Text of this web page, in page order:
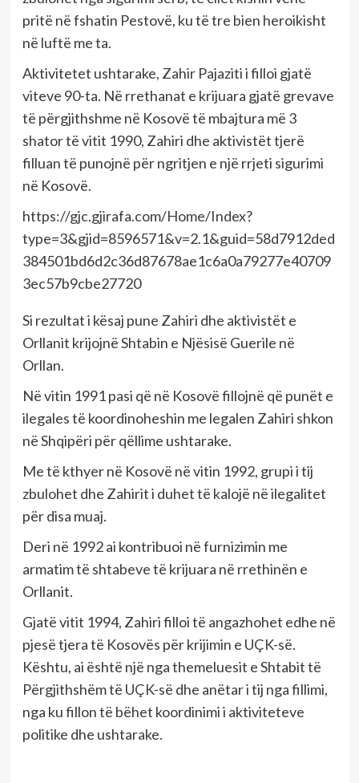
pritë në fshatin Pestovë, ku të tre bien heroikisht
në luftë me ta.
Aktivitetet ushtarake, Zahir Pajaziti i filloi gjatë
viteve 90-ta. Në rrethanat e krijuara gjatë grevave
të përgjithshme në Kosovë të mbajtura më 3
shator të vitit 1990, Zahiri dhe aktivistët tjerë
filluan të punojnë për ngritjen e një rrjeti sigurimi
në Kosovë.
https://gjc.gjirafa.com/Home/Index?
type=3&gjid=8596571&v=2.1&guid=58d7912ded
384501bd6d2c36d87678ae1c6a0a79277e40709
3ec57b9cbe27720
Si rezultat i kësaj pune Zahiri dhe aktivistët e
Orllanit krijojnë Shtabin e Njësisë Guerile në
Orllan.
Në vitin 1991 pasi që në Kosovë fillojnë që punët e
ilegales të koordinoheshin me legalen Zahiri shkon
në Shqipëri për qëllime ushtarake.
Me të kthyer në Kosovë në vitin 1992, grupi i tij
zbulohet dhe Zahirit i duhet të kalojë në ilegalitet
për disa muaj.
Deri në 1992 ai kontribuoi në furnizimin me
armatim të shtabeve të krijuara në rrethinën e
Orllanit.
Gjatë vitit 1994, Zahiri filloi të angazhohet edhe në
pjesë tjera të Kosovës për krijimin e UÇK-së.
Kështu, ai është një nga themeluesit e Shtabit të
Përgjithshëm të UÇK-së dhe anëtar i tij nga fillimi,
nga ku fillon të bëhet koordinimi i aktiviteteve
politike dhe ushtarake.